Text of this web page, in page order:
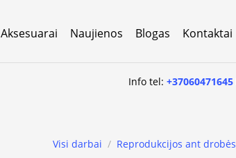
Aksesuarai Naujienos Blogas Kontaktai
Info tel:+37060471645
Visi darbai / Reprodukcijos ant drobės